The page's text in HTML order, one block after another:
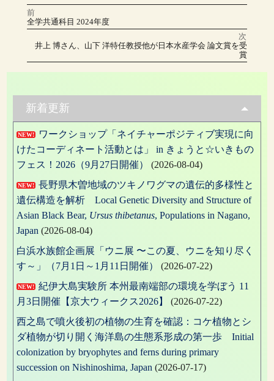
稿
投
ゲ
ー
シ
ョ
前
前
の
稿:
全学共通科目 2024年度
次
井上 博さん、山下 洋特任教授他が日本水産学会 論文賞を受
賞
新着更新
NEW!
ワークショップ「ネイチャーポジティブ実現に向
けたコーディネート活動とは」 in きょうと☆いきもの
フェス！2026（9月27日開催）
(2026-08-04)
NEW!
長野県木曽地域のツキノワグマの遺伝的多様性と
遺伝構造を解析 Local Genetic Diversity and Structure of
Asian Black Bear, Ursus thibetanus, Populations in Nagano,
Japan (2026-08-04)
白浜水族館企画展「ウニ展 〜この夏、ウニを知り尽く
す～」（7月1日～1月11日開催）
(2026-07-22)
NEW!
紀伊大島実験所 本州最南端部の環境を学ぼう 11
月3日開催【京大ウィークス2026】
(2026-07-22)
西之島で噴火後初の植物の生育を確認：コケ植物とシ
ダ植物が切り開く海洋島の生態系形成の第一歩 Initial
colonization by bryophytes and ferns during primary
succession on Nishinoshima, Japan (2026-07-17)